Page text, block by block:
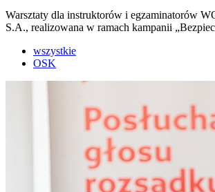
Warsztaty dla instruktorów i egzaminatorów
S.A., realizowana w ramach kampanii
wszystkie
OSK